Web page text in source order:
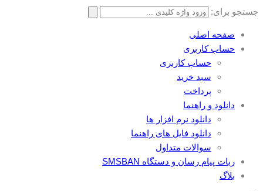
جستجو برای:
صفحه اصلی
حساب کاربری
حساب کاربری
سبد خرید
پرداخت
دانلود و راهنما
دانلود نرم افزار ها
دانلود فایل های راهنما
سوالات متداول
ربات پیام رسان و دستگاه SMSBAN
بلاگ